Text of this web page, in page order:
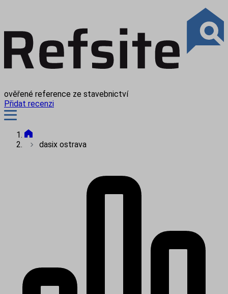
ověřené reference ze stavebnictví
Přidat recenzi
dasix ostrava